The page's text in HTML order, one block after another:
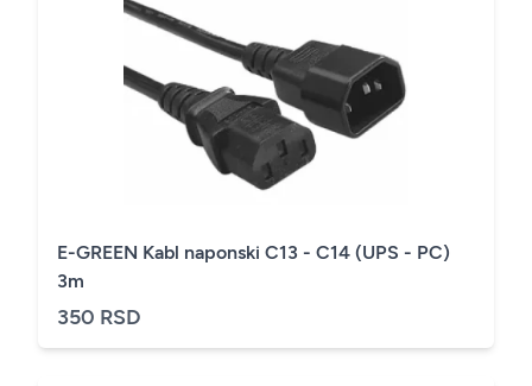
E-GREEN Kabl naponski C13 - C14 (UPS - PC)
3m
350 RSD